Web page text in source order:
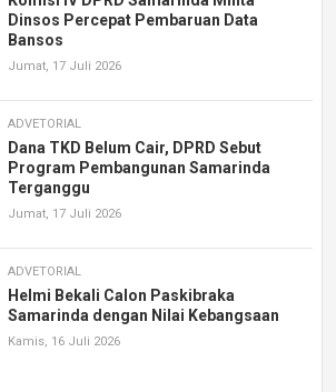
Dinsos Percepat Pembaruan Data
Bansos
Jumat, 17 Juli 2026
ADVETORIAL
Dana TKD Belum Cair, DPRD Sebut
Program Pembangunan Samarinda
Terganggu
Jumat, 17 Juli 2026
ADVETORIAL
Helmi Bekali Calon Paskibraka
Samarinda dengan Nilai Kebangsaan
Kamis, 16 Juli 2026